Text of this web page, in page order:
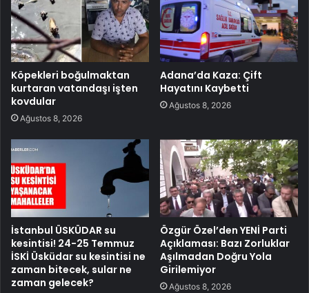
Köpekleri boğulmaktan
kurtaran vatandaşı işten
kovdular
Ağustos 8, 2026
Adana’da Kaza: Çift
Hayatını Kaybetti
Ağustos 8, 2026
İstanbul ÜSKÜDAR su
kesintisi! 24-25 Temmuz
İSKİ Üsküdar su kesintisi ne
zaman bitecek, sular ne
zaman gelecek?
Özgür Özel’den YENİ Parti
Açıklaması: Bazı Zorluklar
Aşılmadan Doğru Yola
Girilemiyor
Ağustos 8, 2026